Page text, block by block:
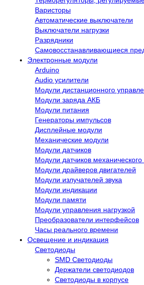
Варисторы
Автоматические выключатели
Выключатели нагрузки
Разрядники
Самовосстанавливающиеся
Электронные модули
Arduino
Audio усилители
Модули дистанционного
Модули заряда АКБ
Модули питания
Генераторы импульсов
Дисплейные модули
Механические модули
Модули датчиков
Модули датчиков механического
Модули драйверов двигателей
Модули излучателей звука
Модули индикации
Модули памяти
Модули управления нагрузкой
Преобразователи интерфейсов
Часы реального времени
Освещение и индикация
Светодиоды
SMD Светодиоды
Держатели светодиодов
Светодиоды в корпусе